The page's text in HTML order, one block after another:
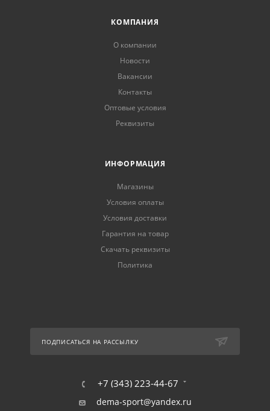
КОМПАНИЯ
О компании
Новости
Вакансии
Контакты
Оптовые условия
Реквизиты
ИНФОРМАЦИЯ
Магазины
Условия оплаты
Условия доставки
Гарантия на товар
Скачать реквизиты
Политика
ПОДПИСАТЬСЯ НА РАССЫЛКУ
+7 (343) 223-44-67
dema-sport@yandex.ru